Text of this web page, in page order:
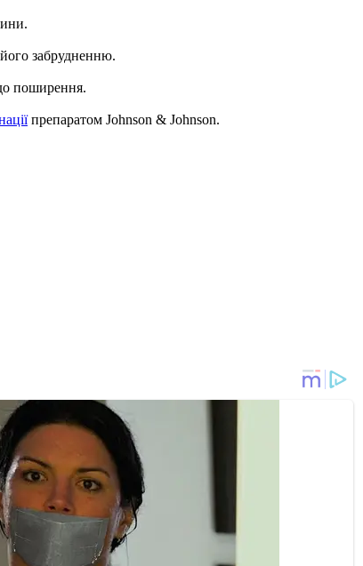
забрудненню.
поширення.
препаратом Johnson & Johnson.